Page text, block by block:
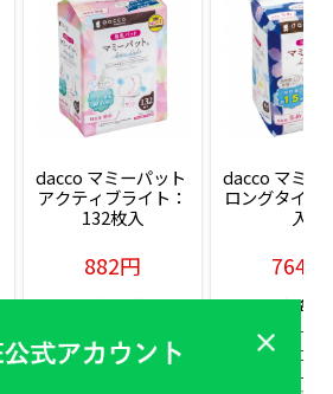
dacco マミーパット
アクティブライト：
132枚入
882円
販売価格(税込)
dacco マミー
ロングタイム
入
764円
販売価格(税